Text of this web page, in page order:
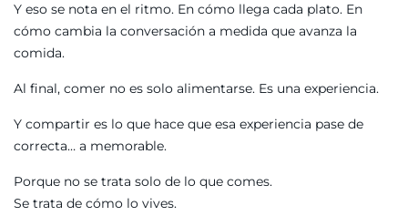
Y eso se nota en el ritmo. En cómo llega cada plato. En
cómo cambia la conversación a medida que avanza la
comida.
Al final, comer no es solo alimentarse. Es una experiencia.
Y compartir es lo que hace que esa experiencia pase de
correcta… a memorable.
Porque no se trata solo de lo que comes.
Se trata de cómo lo vives.